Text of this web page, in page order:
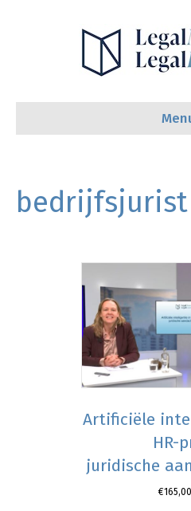
bedrijfsjurist
Artificiële
HR-
juridische
€165,00